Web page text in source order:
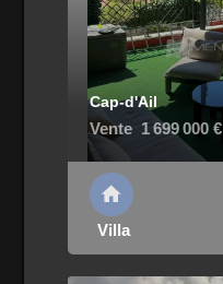
Cap-d'Ail
Vente 1 699 000 €
Villa